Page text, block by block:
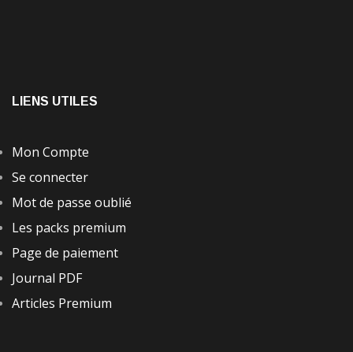
LIENS UTILES
Mon Compte
Se connecter
Mot de passe oublié
Les packs premium
Page de paiement
Journal PDF
Articles Premium